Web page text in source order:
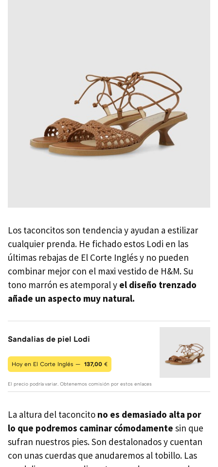
Los taconcitos son tendencia y ayudan a estilizar
cualquier prenda. He fichado estos Lodi en las
últimas rebajas de El Corte Inglés y no pueden
combinar mejor con el maxi vestido de H&M. Su
tono marrón es atemporal y el diseño trenzado
añade un aspecto muy natural.
Sandalias de piel Lodi
Hoy en El Corte Inglés — 137,00 €
El precio podría variar. Obtenemos comisión por estos enlaces
La altura del taconcito no es demasiado alta por
lo que podremos caminar cómodamente sin que
sufran nuestros pies. Son destalonados y cuentan
con unas cuerdas que anudaremos al tobillo. Las